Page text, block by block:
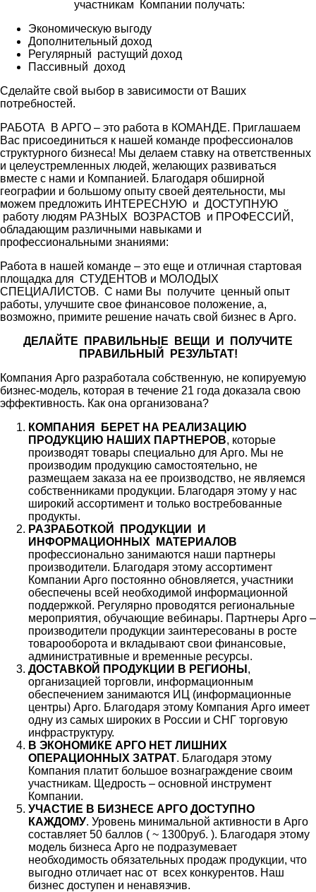
участникам Компании получать:
Экономическую выгоду
Дополнительный доход
Регулярный растущий доход
Пассивный доход
Сделайте свой выбор в зависимости от Ваших
потребностей.
РАБОТА В АРГО – это работа в КОМАНДЕ. Приглашаем
Вас присоединиться к нашей команде профессионалов
структурного бизнеса! Мы делаем ставку на ответственных
и целеустремленных людей, желающих развиваться
вместе с нами и Компанией. Благодаря обширной
географии и большому опыту своей деятельности, мы
можем предложить ИНТЕРЕСНУЮ и ДОСТУПНУЮ
работу людям РАЗНЫХ ВОЗРАСТОВ и ПРОФЕССИЙ,
обладающим различными навыками и
профессиональными знаниями:
Работа в нашей команде – это еще и отличная стартовая
площадка для СТУДЕНТОВ и МОЛОДЫХ
СПЕЦИАЛИСТОВ. С нами Вы получите ценный опыт
работы, улучшите свое финансовое положение, а,
возможно, примите решение начать свой бизнес в Арго.
ДЕЛАЙТЕ ПРАВИЛЬНЫЕ ВЕЩИ И ПОЛУЧИТЕ
ПРАВИЛЬНЫЙ РЕЗУЛЬТАТ!
Компания Арго разработала собственную, не копируемую
бизнес-модель, которая в течение 21 года доказала свою
эффективность. Как она организована?
КОМПАНИЯ БЕРЕТ НА РЕАЛИЗАЦИЮ
ПРОДУКЦИЮ НАШИХ ПАРТНЕРОВ, которые
производят товары специально для Арго. Мы не
производим продукцию самостоятельно, не
размещаем заказа на ее производство, не являемся
собственниками продукции. Благодаря этому у нас
широкий ассортимент и только востребованные
продукты.
РАЗРАБОТКОЙ ПРОДУКЦИИ И
ИНФОРМАЦИОННЫХ МАТЕРИАЛОВ
профессионально занимаются наши партнеры
производители. Благодаря этому ассортимент
Компании Арго постоянно обновляется, участники
обеспечены всей необходимой информационной
поддержкой. Регулярно проводятся региональные
мероприятия, обучающие вебинары. Партнеры Арго –
производители продукции заинтересованы в росте
товарооборота и вкладывают свои финансовые,
административные и временные ресурсы.
ДОСТАВКОЙ ПРОДУКЦИИ В РЕГИОНЫ ,
организацией торговли, информационным
обеспечением занимаются ИЦ (информационные
центры) Арго. Благодаря этому Компания Арго имеет
одну из самых широких в России и СНГ торговую
инфраструктуру.
В ЭКОНОМИКЕ АРГО НЕТ ЛИШНИХ
ОПЕРАЦИОННЫХ ЗАТРАТ. Благодаря этому
Компания платит большое вознаграждение своим
участникам. Щедрость – основной инструмент
Компании.
УЧАСТИЕ В БИЗНЕСЕ АРГО ДОСТУПНО
КАЖДОМУ. Уровень минимальной активности в Арго
составляет 50 баллов ( ~ 1300руб. ). Благодаря этому
модель бизнеса Арго не подразумевает
необходимость обязательных продаж продукции, что
выгодно отличает нас от всех конкурентов. Наш
бизнес доступен и ненавязчив.